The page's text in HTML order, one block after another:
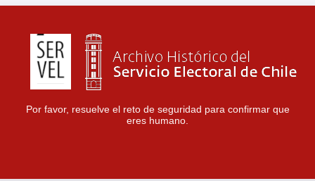
Por favor, resuelve el reto de seguridad para confirmar que
eres humano.